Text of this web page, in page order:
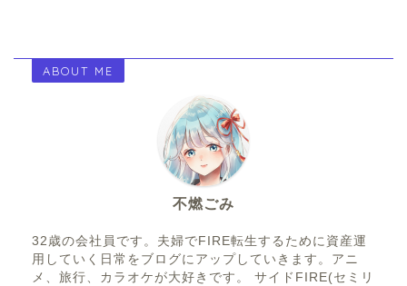
ABOUT ME
不燃ごみ
32歳の会社員です。夫婦でFIRE転生するために資産運
用していく日常をブログにアップしていきます。アニ
メ、旅行、カラオケが大好きです。 サイドFIRE(セミリ